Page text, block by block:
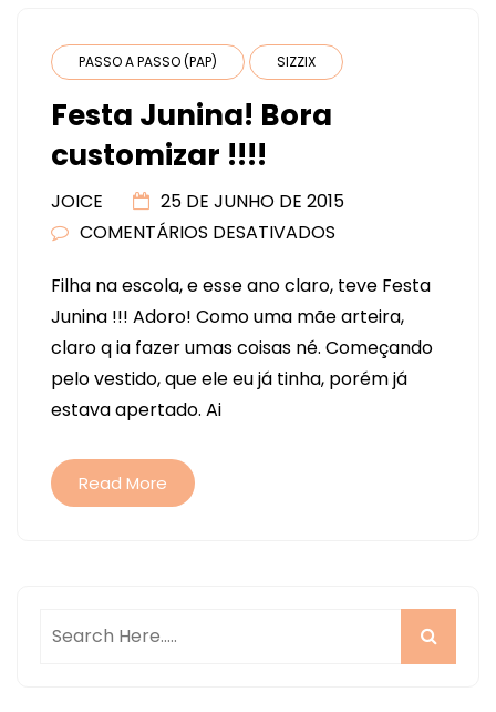
PASSO A PASSO (PAP) SIZZIX
Festa Junina! Bora
customizar !!!!
JOICE
25 DE JUNHO DE 2015
COMENTÁRIOS DESATIVADOS
JUNINA!
BORA
CUSTOMIZAR
!!!!
Filha na escola, e esse ano claro, teve Festa
Junina !!! Adoro! Como uma mãe arteira,
claro q ia fazer umas coisas né. Começando
pelo vestido, que ele eu já tinha, porém já
estava apertado. Ai
Read More